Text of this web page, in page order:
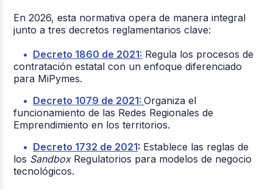
En 2026, esta normativa opera de manera integral
junto a tres decretos reglamentarios clave:
Decreto 1860 de 2021: Regula los procesos de
contratación estatal con un enfoque diferenciado
para MiPymes.
Decreto 1079 de 2021:Organiza el
funcionamiento de las Redes Regionales de
Emprendimiento en los territorios.
Decreto 1732 de 2021: Establece las reglas de
los SandboxRegulatorios para modelos de negocio
tecnológicos.